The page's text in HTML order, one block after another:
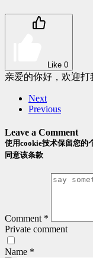
Like 0
亲爱的你好，欢迎打
Next
Previous
Leave a Comment
使用cookie技术保留您的
同意该条款
Comment *
Private comment
Name *